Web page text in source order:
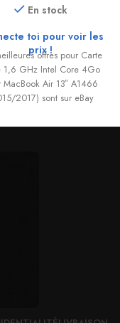
En stock
toi pour voir les
prix !
offres pour Carte
1,6 GHz Intel Core 4Go
MacBook Air 13″ A1466
2017) sont sur eBay